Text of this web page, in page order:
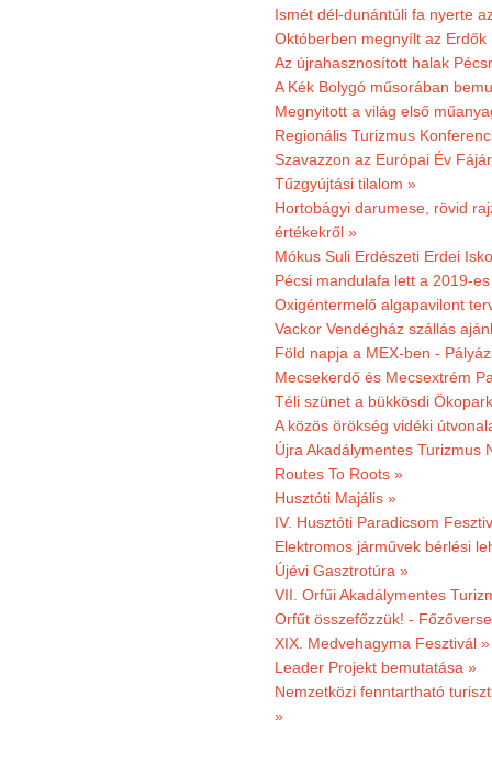
Ismét dél-dunántúli fa nyerte
Októberben megnyílt az
Az újrahasznosított halak
A Kék Bolygó műsorában
Megnyitott a világ első
Regionális Turizmus
Szavazzon az Európai Év
Tűzgyújtási tilalom »
Hortobágyi darumese, rövid
értékekről »
Mókus Suli Erdészeti Erdei
Pécsi mandulafa lett a 2019-
Oxigéntermelő algapavilont
Vackor Vendégház szállás
Föld napja a MEX-ben -
Mecsekerdő és Mecsextrém
Téli szünet a bükkösdi
A közös örökség vidéki
Újra Akadálymentes Turizmus
Routes To Roots »
Husztóti Majális »
IV. Husztóti Paradicsom
Elektromos járművek bérlési
Újévi Gasztrotúra »
VII. Orfűi Akadálymentes
Orfűt összefőzzük! -
XIX. Medvehagyma Fesztivál »
Leader Projekt bemutatása »
Nemzetközi fenntartható
»